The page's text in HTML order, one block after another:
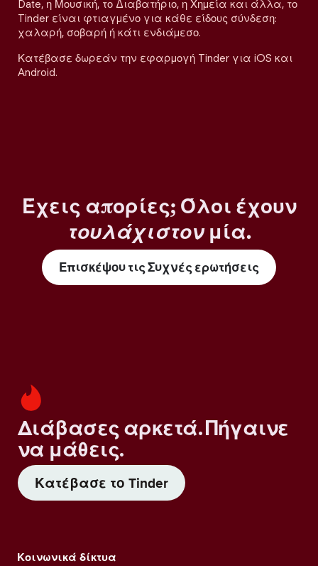
Date, η Μουσική, το Διαβατήριο, η Χημεία και άλλα, το
Tinder είναι φτιαγμένο για κάθε είδους σύνδεση:
χαλαρή, σοβαρή ή κάτι ενδιάμεσο.
Κατέβασε δωρεάν την εφαρμογή Tinder για iOS και
Android.
Έχεις απορίες; Όλοι έχουν
τουλάχιστονμία.
Επισκέψου τις Συχνές ερωτήσεις
Διάβασες αρκετά. Πήγαινε
να μάθεις.
Κατέβασε το Tinder
Κοινωνικά δίκτυα